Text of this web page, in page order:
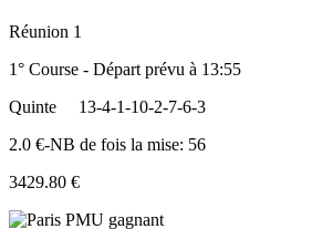
Réunion 1
1° Course - Départ prévu à 13:55
Quinte
13-4-1-10-2-7-6-3
2.0 €-NB de fois la mise: 56
3429.80 €